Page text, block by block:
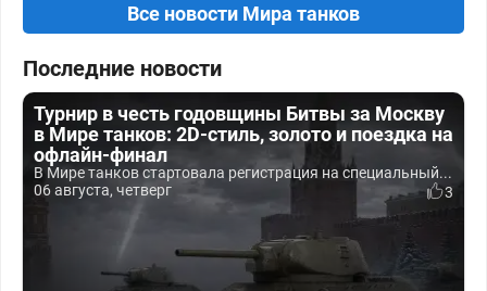
Все новости Мира танков
Последние новости
Турнир в честь годовщины Битвы за Москву
в Мире танков: 2D-стиль, золото и поездка на
офлайн-финал
В Мире танков стартовала регистрация на специальный...
06 августа, четверг
3